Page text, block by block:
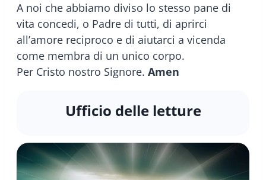
A noi che abbiamo diviso lo stesso pane di
vita concedi, o Padre di tutti, di aprirci
all’amore reciproco e di aiutarci a vicenda
come membra di un unico corpo.
Per Cristo nostro Signore. Amen
Ufficio delle letture